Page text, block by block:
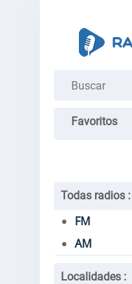
Favoritos
Todas radios :
FM
AM
Localidades :